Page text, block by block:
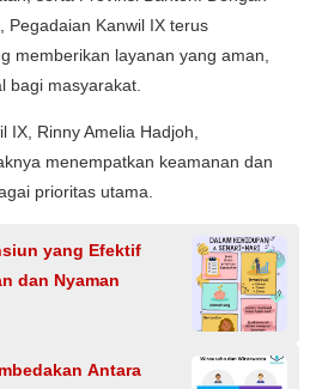
Pegadaian Kanwil IX terus
memberikan layanan yang aman,
bagi masyarakat.
IX, Rinny Amelia Hadjoh,
menempatkan keamanan dan
prioritas utama.
yang Efektif
dan Nyaman
Antara